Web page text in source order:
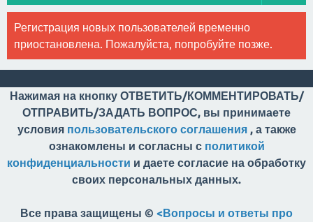
Регистрация новых пользователей временно
приостановлена. Пожалуйста, попробуйте позже.
Нажимая на кнопку ОТВЕТИТЬ/КОММЕНТИРОВАТЬ/
ОТПРАВИТЬ/ЗАДАТЬ ВОПРОС, вы принимаете
условия пользовательского соглашения, а также
ознакомлены и согласны с политикой
конфиденциальности и даете согласие на обработку
своих персональных данных.
Все права защищены © <Вопросы и ответы про